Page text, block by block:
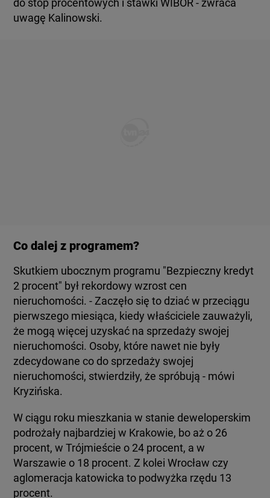
do stóp procentowych i stawki WIBOR - zwraca
uwagę Kalinowski.
Co dalej z programem?
Skutkiem ubocznym programu "Bezpieczny kredyt
2 procent" był rekordowy wzrost cen
nieruchomości. - Zaczęło się to dziać w przeciągu
pierwszego miesiąca, kiedy właściciele zauważyli,
że mogą więcej uzyskać na sprzedaży swojej
nieruchomości. Osoby, które nawet nie były
zdecydowane co do sprzedaży swojej
nieruchomości, stwierdziły, że spróbują - mówi
Kryzińska.
W ciągu roku mieszkania w stanie deweloperskim
podrożały najbardziej w Krakowie, bo aż o 26
procent, w Trójmieście o 24 procent, a w
Warszawie o 18 procent. Z kolei Wrocław czy
aglomeracja katowicka to podwyżka rzędu 13
procent.